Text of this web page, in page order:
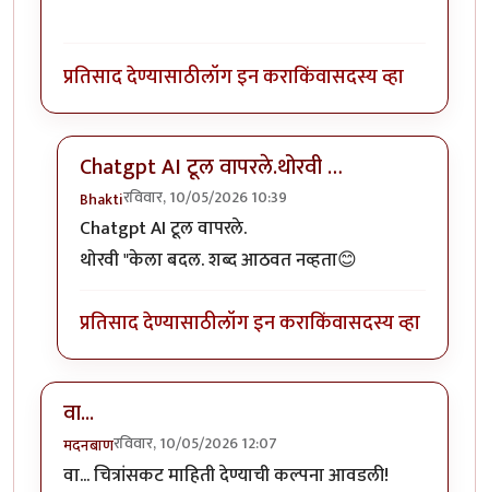
प्रतिसाद देण्यासाठीलॉग इन कराकिंवासदस्य व्हा
Chatgpt AI टूल वापरले.थोरवी …
Bhaktiरविवार, 10/05/2026 10:39
In reply toसुंदर…byकिल्लेदार
Chatgpt AI टूल वापरले.
थोरवी "केला बदल. शब्द आठवत नव्हता😊
प्रतिसाद देण्यासाठीलॉग इन कराकिंवासदस्य व्हा
वा...
मदनबाणरविवार, 10/05/2026 12:07
वा... चित्रांसकट माहिती देण्याची कल्पना आवडली!